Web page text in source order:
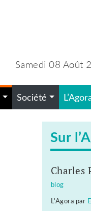
Samedi 08 Août
Société
Sur
Charles
blog
L'Agora par